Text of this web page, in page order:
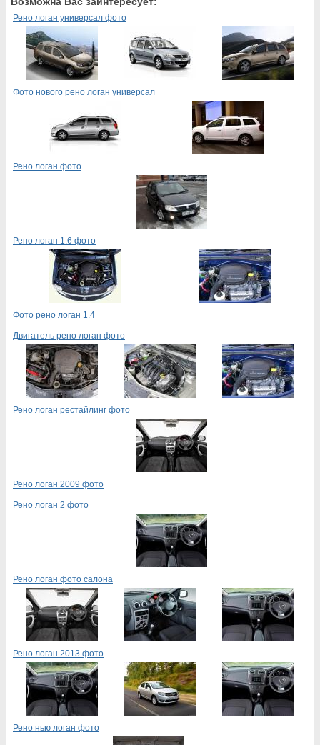
Рено логан универсал фото
Фото нового рено логан универсал
Рено логан фото
Рено логан 1.6 фото
Фото рено логан 1.4
Двигатель рено логан фото
Рено логан рестайлинг фото
Рено логан 2009 фото
Рено логан 2 фото
Рено логан фото салона
Рено логан 2013 фото
Рено нью логан фото